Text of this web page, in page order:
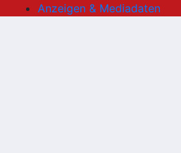
Anzeigen & Mediadaten